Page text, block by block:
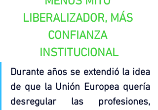
LIBERALIZADOR, MÁS
CONFIANZA
INSTITUCIONAL
Durante años se extendió la idea
de que la Unión Europea quería
desregular las profesiones,